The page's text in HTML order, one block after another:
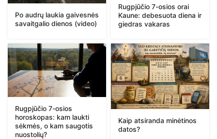
Po audrų laukia gaivesnės
savaitgalio dienos (video)
Rugpjūčio 7-osios orai
Kaune: debesuota diena ir
giedras vakaras
Rugpjūčio 7-osios
horoskopas: kam laukti
sėkmės, o kam saugotis
nuostolių?
Kaip atsiranda minėtinos
datos?